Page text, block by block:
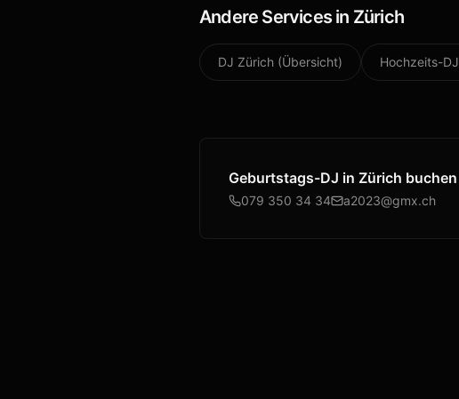
Andere Services in Zürich
DJ Zürich (Übersicht) Hochzeits-DJ
Geburtstags-DJ in Zürich buchen
079 350 34 34 a2023@gmx.ch